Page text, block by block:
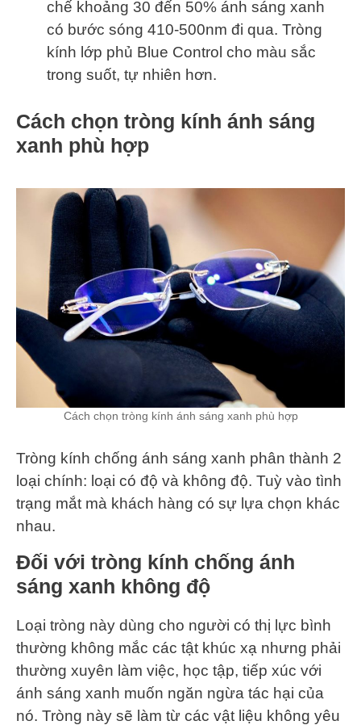
chế khoảng 30 đến 50% ánh sáng xanh
có bước sóng 410-500nm đi qua. Tròng
kính lớp phủ Blue Control cho màu sắc
trong suốt, tự nhiên hơn.
Cách chọn tròng kính ánh sáng
xanh phù hợp
Cách chọn tròng kính ánh sáng xanh phù hợp
Tròng kính chống ánh sáng xanh phân thành 2
loại chính: loại có độ và không độ. Tuỳ vào tình
trạng mắt mà khách hàng có sự lựa chọn khác
nhau.
Đối với tròng kính chống ánh
sáng xanh không độ
Loại tròng này dùng cho người có thị lực bình
thường không mắc các tật khúc xạ nhưng phải
thường xuyên làm việc, học tập, tiếp xúc với
ánh sáng xanh muốn ngăn ngừa tác hại của
nó. Tròng này sẽ làm từ các vật liệu không yêu